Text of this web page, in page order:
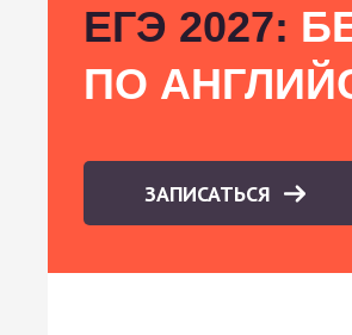
ЕГЭ 2027:
ПО
ЗАПИСАТЬСЯ